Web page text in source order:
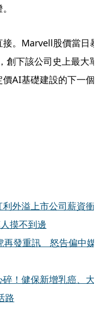
接。Marvell股價當日
創下該公司史上最大單
AI基礎建設的下一個
外溢上市公司薪資衝
摸不到邊
再發重訊 怒告偏中媒
碎！健保新增乳癌、大
路